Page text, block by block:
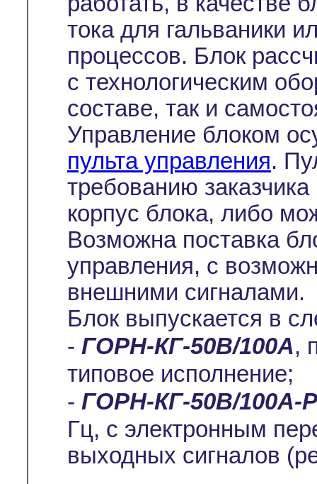
тока для гальваники
процессов. Блок
с технологическим
составе, так и
Управление блоком
пульта управления.
требованию
корпус блока, либо
Возможна поставка
управления, с
внешними сигналами.
Блок выпускается в
- ГОРН-КГ-50В/100А,
типовое исполнение;
- ГОРН-КГ-50В/100А-Р
Гц, с электронным
выходных сигналов